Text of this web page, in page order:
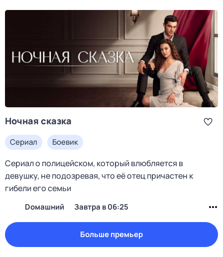
Ночная сказка
Сериал Боевик
Сериал о полицейском, который влюбляется в
девушку, не подозревая, что её отец причастен к
гибели его семьи
Dомашний Завтра в 06:25
Больше премьер